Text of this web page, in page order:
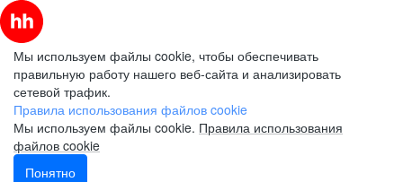
Мы используем файлы cookie, чтобы обеспечивать
правильную работу нашего веб-сайта и анализировать
сетевой трафик.
Правила использования файлов cookie
Мы используем файлы cookie. Правила использования
файлов cookie
Понятно